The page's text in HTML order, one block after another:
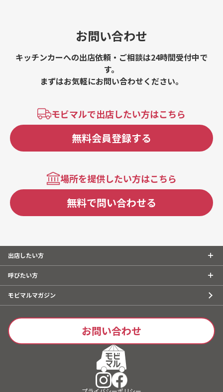
お問い合わせ
キッチンカーへの出店依頼・ご相談は24時間受付中で
す。
まずはお気軽にお問い合わせください。
モビマルで出店したい方はこちら
無料会員登録する
場所を提供したい方はこちら
無料で問い合わせる
出店したい方
呼びたい方
モビマルマガジン
お問い合わせ